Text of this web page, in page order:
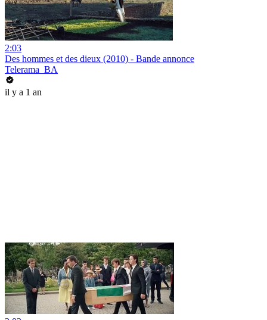
2:03
Des hommes et des dieux (2010) - Bande annonce
Telerama_BA
il y a 1 an